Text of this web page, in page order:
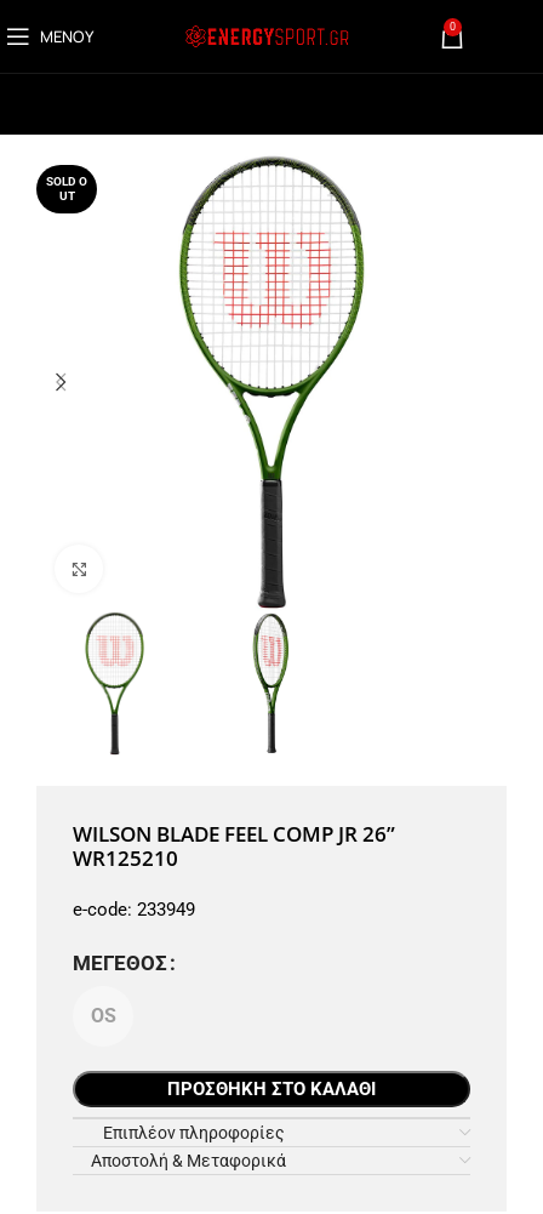
ΜΕΝΟΎ 0
SOLD O
UT
WILSON BLADE FEEL COMP JR 26”
WR125210
e-code: 233949
ΜΈΓΕΘΟΣ
OS
ΠΡΟΣΘΉΚΗ ΣΤΟ ΚΑΛΆΘΙ
Επιπλέον πληροφορίες
Αποστολή & Μεταφορικά